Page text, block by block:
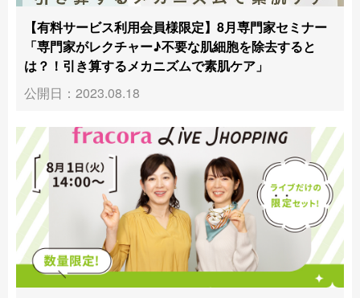
【有料サービス利用会員様限定】8月専門家セミナー
「専門家がレクチャー♪不要な肌細胞を除去すると
は？！引き算するメカニズムで素肌ケア」
公開日：2023.08.18